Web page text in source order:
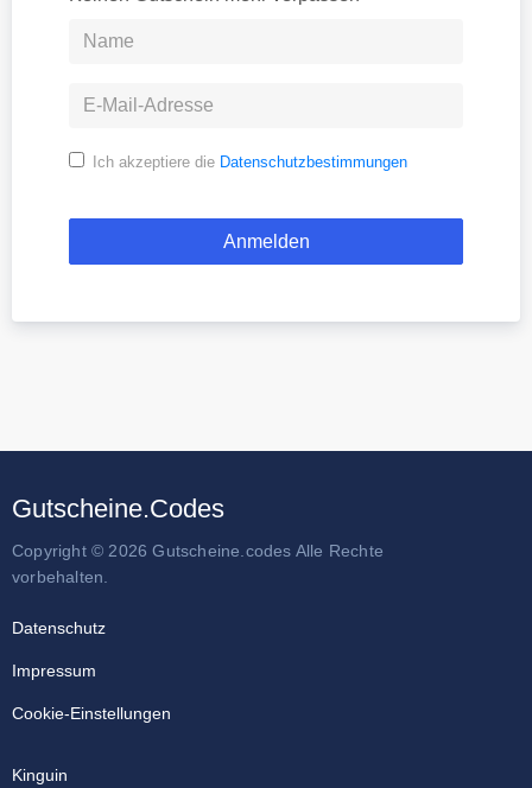
Ich akzeptiere die Datenschutzbestimmungen
Gutscheine.Codes
Copyright © 2026 Gutscheine.codes Alle Rechte
vorbehalten.
Datenschutz
Impressum
Cookie-Einstellungen
Kinguin